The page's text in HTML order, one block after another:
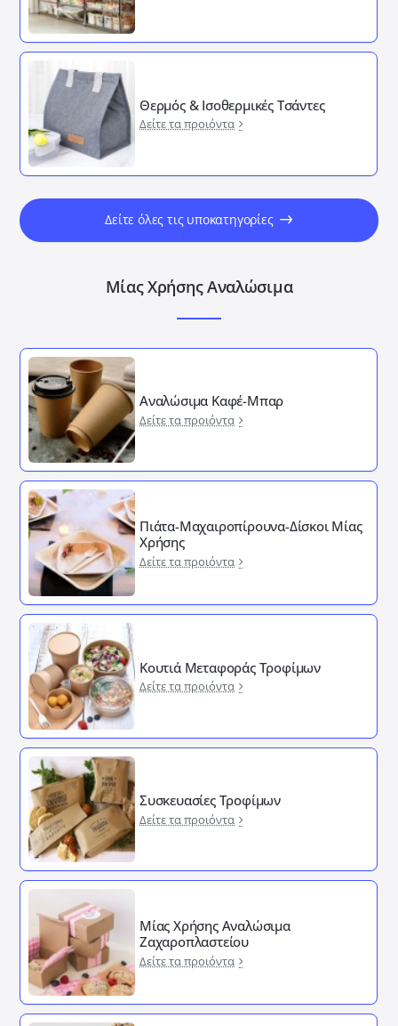
Θερμός & Ισοθερμικές Τσάντες
Δείτε τα προιόντα
Δείτε όλες τις υποκατηγορίες
Μίας Χρήσης Αναλώσιμα
Αναλώσιμα Καφέ-Μπαρ
Δείτε τα προιόντα
Πιάτα-Μαχαιροπίρουνα-Δίσκοι Μίας
Χρήσης
Δείτε τα προιόντα
Κουτιά Μεταφοράς Τροφίμων
Δείτε τα προιόντα
Συσκευασίες Τροφίμων
Δείτε τα προιόντα
Μίας Χρήσης Αναλώσιμα
Ζαχαροπλαστείου
Δείτε τα προιόντα